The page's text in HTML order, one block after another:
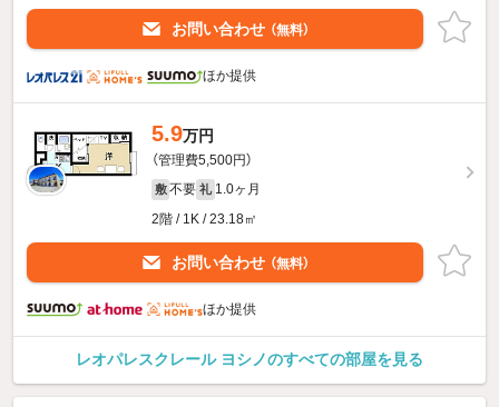
お問い合わせ （無料）
ほか提供
5.9万円
（管理費5,500円）
敷 不要 礼 1.0ヶ月
2階 / 1K / 23.18㎡
お問い合わせ （無料）
ほか提供
レオパレスクレール ヨシノのすべての部屋を見る